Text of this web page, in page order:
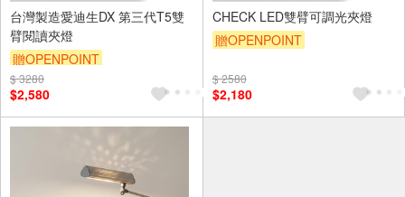
台灣製造愛迪生DX 第三代T5雙
臂閱讀夾燈
贈OPENPOINT
$ 3280
$2,580
CHECK LED雙臂可調光夾燈
贈OPENPOINT
$ 2580
$2,180